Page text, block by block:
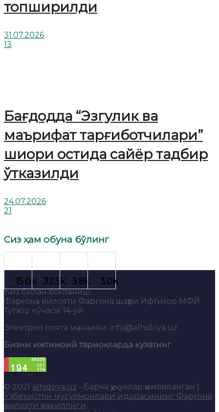
топширилди
31.07.2026
13
Бағдодда “Эзгулик ва
маърифат тарғиботчилари”
шиори остида сайёр тадбир
ўтказилди
24.07.2026
21
Сиз ҳам обуна бўлинг
Биз билан боғланиш:
Фарғона вилояти Фарғона шаҳри Ифтихор МФЙ
Тутзор кўчаси 14-уй
Электрон почта манзили: info@alhidoya.uz
Бизни ижтимоий тармоқларда кузатинг
© 2021 alhidoya.uz - Барча ҳуқуқлар ҳимояланган |
Ўзбекистон мусулмонлари идорасининг Фарғона
вилояти вакиллиги.